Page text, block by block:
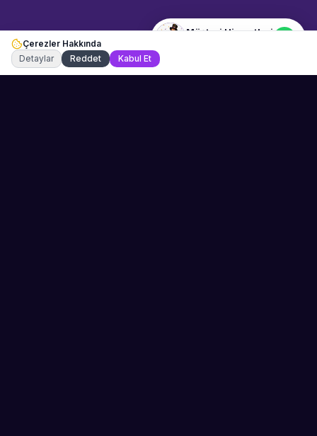
Müşteri Hizmetleri
Çerezler Hakkında
Detaylar
Reddet Kabul Et